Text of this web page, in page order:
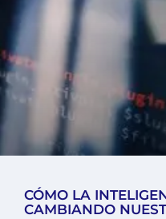
CÓMO LA
CAMBIANDO